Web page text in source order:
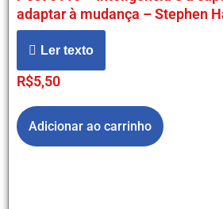
adaptar à mudança – Stephen
Ler texto
R$5,50
Adicionar ao carrinho